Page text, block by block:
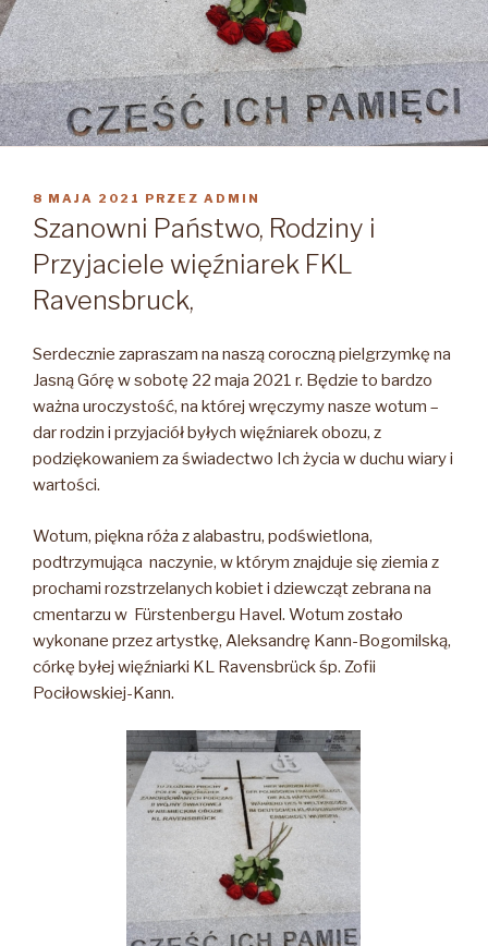
OPUBLIKOWANE
W
8 MAJA 2021 PRZEZ ADMIN
Szanowni Państwo, Rodziny i
Przyjaciele więźniarek FKL
Ravensbruck,
Serdecznie zapraszam na naszą coroczną pielgrzymkę na
Jasną Górę w sobotę 22 maja 2021 r. Będzie to bardzo
ważna uroczystość, na której wręczymy nasze wotum –
dar rodzin i przyjaciół byłych więźniarek obozu, z
podziękowaniem za świadectwo Ich życia w duchu wiary i
wartości.
Wotum, piękna róża z alabastru, podświetlona,
podtrzymująca naczynie, w którym znajduje się ziemia z
prochami rozstrzelanych kobiet i dziewcząt zebrana na
cmentarzu w Fürstenbergu Havel. Wotum zostało
wykonane przez artystkę, Aleksandrę Kann-Bogomilską,
córkę byłej więźniarki KL Ravensbrück śp. Zofii
Pociłowskiej-Kann.